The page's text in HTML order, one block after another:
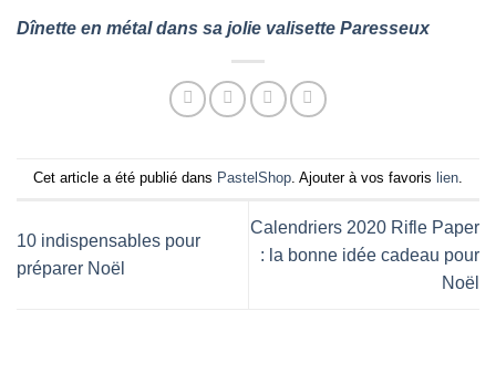
Dînette en métal dans sa jolie valisette Paresseux
Cet article a été publié dans PastelShop . Ajouter à vos favoris lien
10 indispensables pour
préparer Noël
Calendriers 2020 Rifle Paper
: la bonne idée cadeau pour
Noël